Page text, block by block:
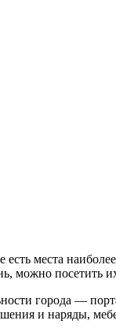
есть места
можно посетить
города —
и наряды,